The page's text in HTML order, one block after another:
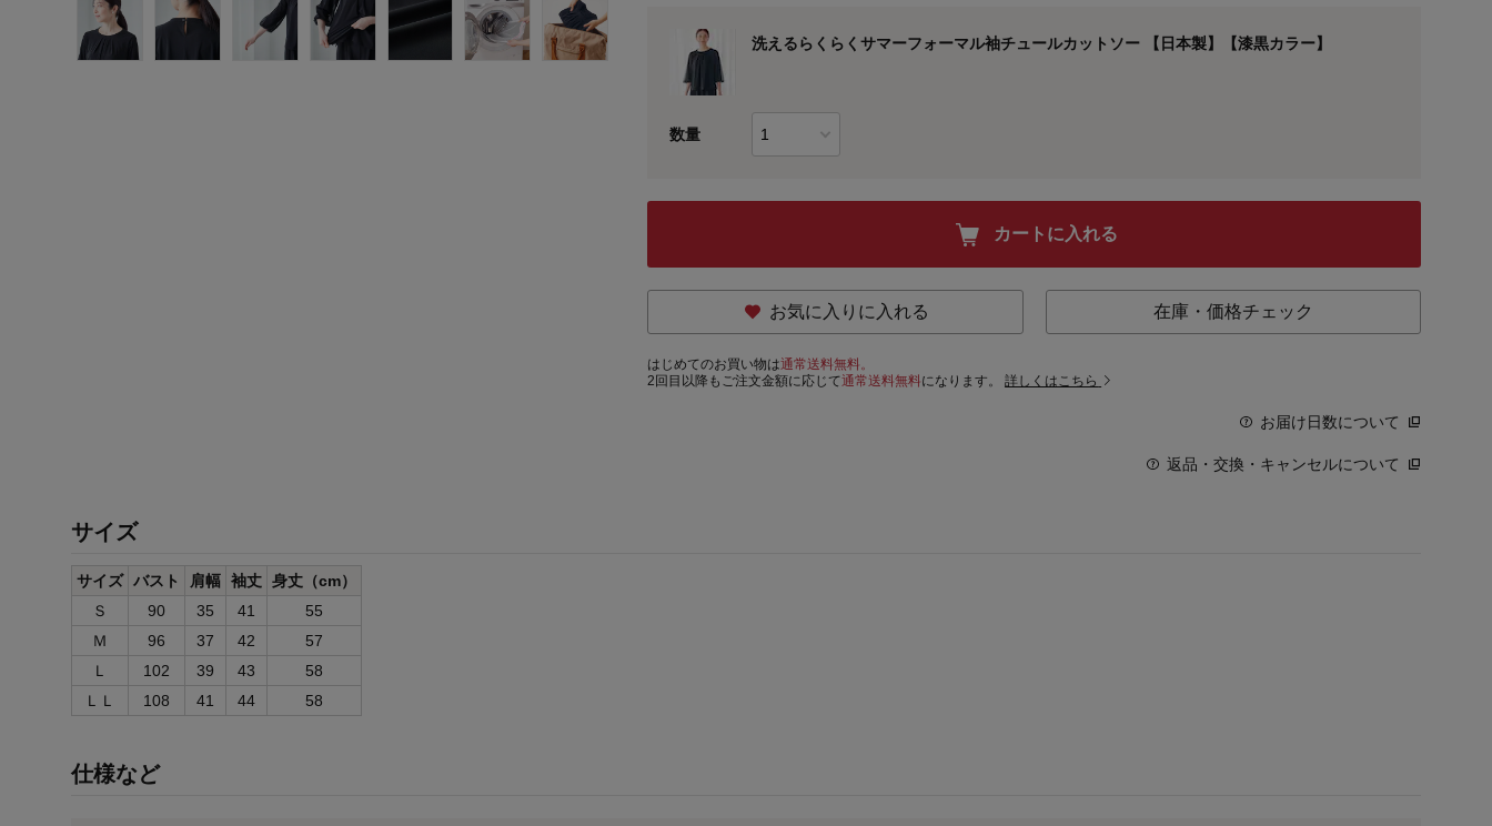
洗えるらくらくサマーフォーマル袖チュールカットソー 【日本製】【漆黒カラー】
数量
カートに入れる
お気に入りに入れる 在庫・価格チェック
はじめてのお買い物は通常送料無料。
2回目以降もご注文金額に応じて通常送料無料になります。詳しくはこちら
お届け日数について
返品・交換・キャンセルについて
サイズ
サイズ バスト 肩幅 袖丈 身丈（cm）
Ｓ
90 35 41
55
Ｍ
96 37 42
57
Ｌ
102 39 43
58
ＬＬ
108 41 44 58
仕様など